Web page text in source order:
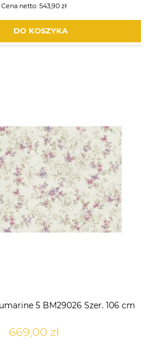
Cena netto: 543,90 zł
DO KOSZYKA
5 BM29026 Szer. 106 cm
669,00 zł